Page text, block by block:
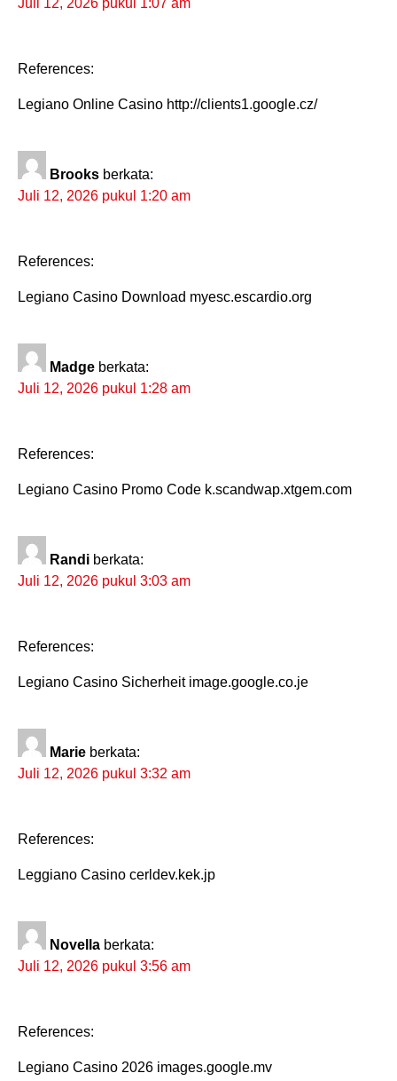
Juli 12, 2026 pukul 1:07 am
References:
Legiano Online Casino http://clients1.google.cz/
Brooks berkata:
Juli 12, 2026 pukul 1:20 am
References:
Legiano Casino Download myesc.escardio.org
Madge berkata:
Juli 12, 2026 pukul 1:28 am
References:
Legiano Casino Promo Code k.scandwap.xtgem.com
Randi berkata:
Juli 12, 2026 pukul 3:03 am
References:
Legiano Casino Sicherheit image.google.co.je
Marie berkata:
Juli 12, 2026 pukul 3:32 am
References:
Leggiano Casino cerldev.kek.jp
Novella berkata:
Juli 12, 2026 pukul 3:56 am
References:
Legiano Casino 2026 images.google.mv